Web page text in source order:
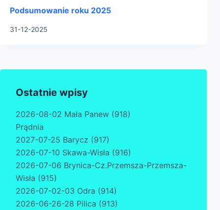
Podsumowanie roku 2025
31-12-2025
Ostatnie wpisy
2026-08-02 Mała Panew (918)
Prądnia
2027-07-25 Barycz (917)
2026-07-10 Skawa-Wisła (916)
2026-07-06 Brynica-Cz.Przemsza-Przemsza-
Wisła (915)
2026-07-02-03 Odra (914)
2026-06-26-28 Pilica (913)